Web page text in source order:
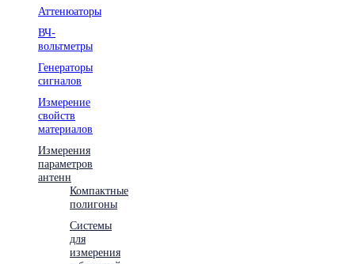
Аттенюаторы
ВЧ-
вольтметры
Генераторы
сигналов
Измерение
свойств
материалов
Измерения
параметров
антенн
Компактные
полигоны
Системы
для
измерения